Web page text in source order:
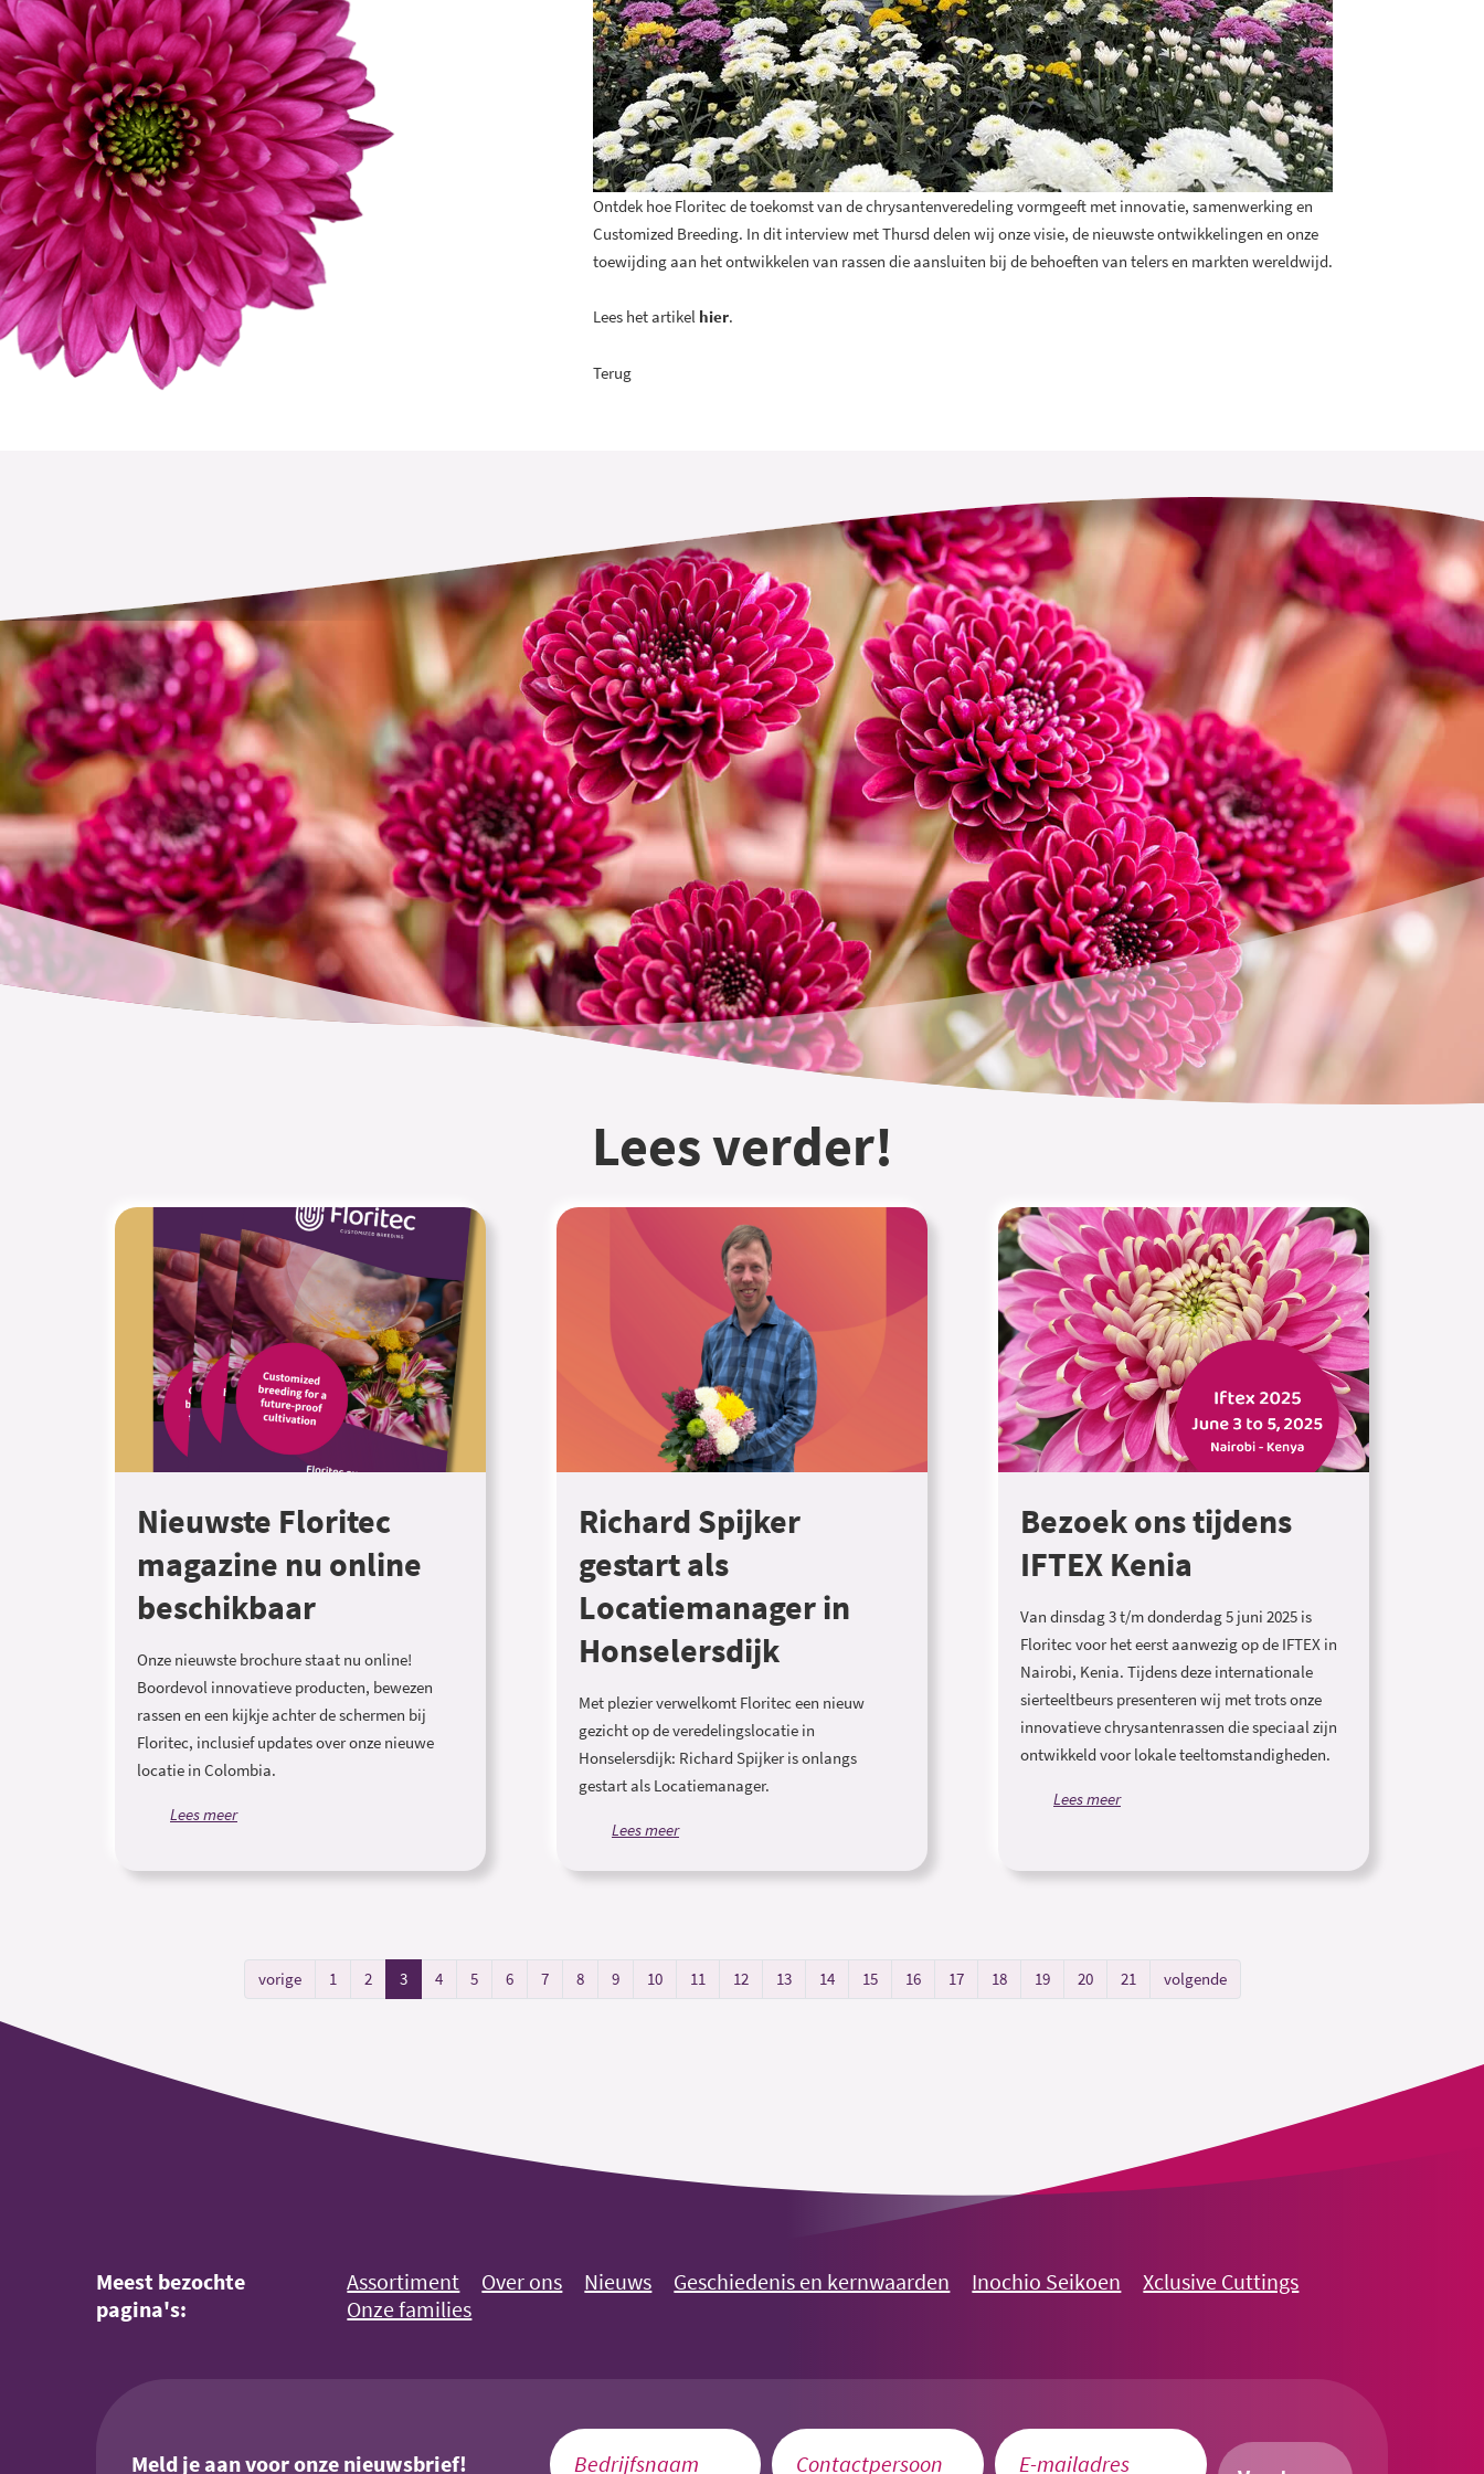
Ontdek hoe Floritec de toekomst van de chrysantenveredeling vormgeeft met innovatie, samenwerking en
Customized Breeding. In dit interview met Thursd delen wij onze visie, de nieuwste ontwikkelingen en onze
toewijding aan het ontwikkelen van rassen die aansluiten bij de behoeften van telers en markten wereldwijd.
Lees het artikel hier.
Terug
Lees verder!
Nieuwste Floritec
magazine nu online
beschikbaar
Onze nieuwste brochure staat nu online!
Boordevol innovatieve producten, bewezen
rassen en een kijkje achter de schermen bij
Floritec, inclusief updates over onze nieuwe
locatie in Colombia.
Lees meer
Richard Spijker
gestart als
Locatiemanager in
Honselersdijk
Met plezier verwelkomt Floritec een nieuw
gezicht op de veredelingslocatie in
Honselersdijk: Richard Spijker is onlangs
gestart als Locatiemanager.
Lees meer
Bezoek ons tijdens
IFTEX Kenia
Van dinsdag 3 t/m donderdag 5 juni 2025 is
Floritec voor het eerst aanwezig op de IFTEX in
Nairobi, Kenia. Tijdens deze internationale
sierteeltbeurs presenteren wij met trots onze
innovatieve chrysantenrassen die speciaal zijn
ontwikkeld voor lokale teeltomstandigheden.
Lees meer
vorige 1 2 3 4 5 6 7 8 9 10 11 12 13 14 15 16 17 18 19 20 21 volgende
Meest bezochte
pagina's:
Assortiment Over ons Nieuws Geschiedenis en kernwaarden Inochio Seikoen
Xclusive Cuttings
Onze families
Meld je aan voor onze nieuwsbrief!